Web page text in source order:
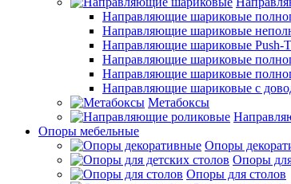
Направляющие шариковые
Направляющие шариковые
Направляющие шариковые Push-
Направляющие шариковые
Направляющие шариковые
Направляющие шариковые с
Метабоксы
Опоры мебельные
Опоры
Опоры для
Опоры для столов